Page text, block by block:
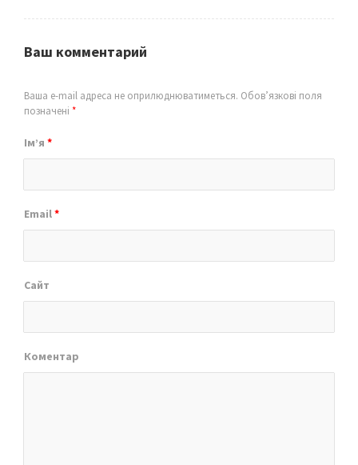
Ваш комментарий
Ваша e-mail адреса не оприлюднюватиметься. Обов’язкові поля
позначені *
Ім’я *
Email*
Сайт
Коментар